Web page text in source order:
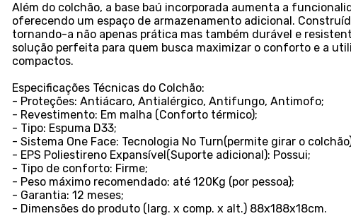
Além do colchão, a base baú incorporada aumenta a
oferecendo um espaço de armazenamento adicional.
tornando-a não apenas prática mas também durável e
solução perfeita para quem busca maximizar o conforto e a
compactos.
Especificações Técnicas do Colchão:
- Proteções: Antiácaro, Antialérgico, Antifungo, Antimofo;
- Revestimento: Em malha (Conforto térmico);
- Tipo: Espuma D33;
- Sistema One Face: Tecnologia No Turn(permite girar o
- EPS Poliestireno Expansível(Suporte adicional): Possui;
- Tipo de conforto: Firme;
- Peso máximo recomendado: até 120Kg (por pessoa);
- Garantia: 12 meses;
- Dimensões do produto (larg. x comp. x alt.) 88x188x18cm.